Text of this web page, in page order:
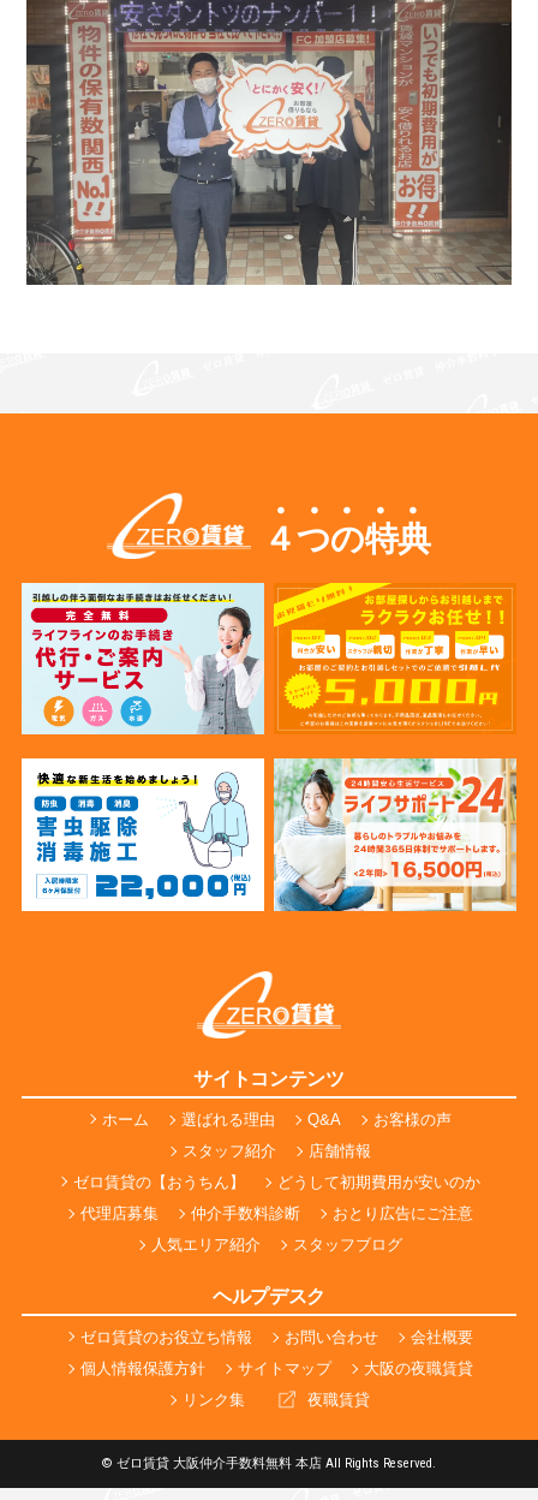
４つの特典
サイトコンテンツ
ホーム 選ばれる理由 Q&A
お客様の声
スタッフ紹介
店舗情報
ゼロ賃貸の【おうちん】
どうして初期費用が安いのか
代理店募集
仲介手数料診断
おとり広告にご注意
人気エリア紹介
スタッフブログ
ヘルプデスク
ゼロ賃貸のお役立ち情報 お問い合わせ
会社概要
個人情報保護方針
サイトマップ
大阪の夜職賃貸
リンク集
夜職賃貸
© ゼロ賃貸 大阪仲介手数料無料 本店 All Rights Reserved.